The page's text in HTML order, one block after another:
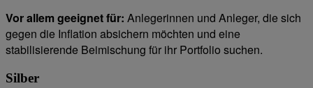
Vor allem geeignet für: Anlegerinnen und Anleger, die sich
gegen die Inflation absichern möchten und eine
stabilisierende Beimischung für ihr Portfolio suchen.
Silber